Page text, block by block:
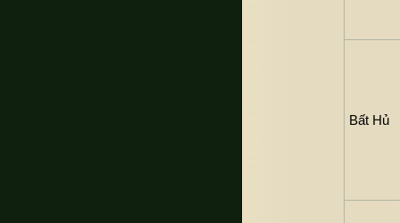
Bất Hủ